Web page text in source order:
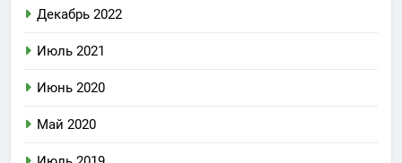
Декабрь 2022
Июль 2021
Июнь 2020
Май 2020